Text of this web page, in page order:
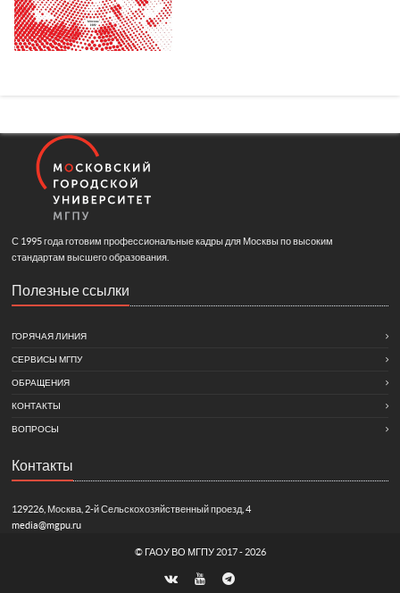
С 1995 года готовим профессиональные кадры для Москвы по высоким
стандартам высшего образования.
Полезные ссылки
ГОРЯЧАЯ ЛИНИЯ
СЕРВИСЫ МГПУ
ОБРАЩЕНИЯ
КОНТАКТЫ
ВОПРОСЫ
Контакты
129226, Москва, 2-й Сельскохозяйственный проезд, 4
media@mgpu.ru
© ГАОУ ВО МГПУ 2017 - 2026